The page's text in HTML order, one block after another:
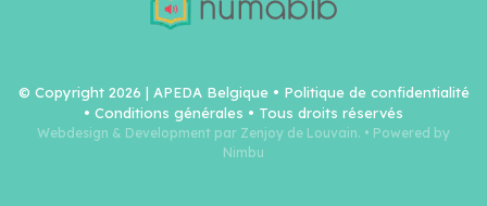
© Copyright 2026 | APEDA Belgique • Politique de confidentialité
• Conditions générales • Tous droits réservés
Webdesign & Development par Zenjoy de Louvain. • Powered by
Nimbu